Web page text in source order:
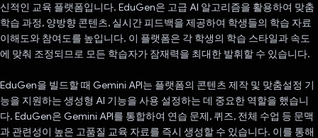
신적인 교육 플랫폼입니다. EduGen은 고급 AI 알고리즘을 활용하여 맞춤
학습 과정, 양방향 콘텐츠, 실시간 피드백을 제공하여 학생들의 학습 자료
이해도와 참여도를 높입니다. 이 플랫폼은 각 학생의 학습 스타일과 속도
에 맞춰 조정되므로 모든 학습자가 잠재력을 최대한 발휘할 수 있습니다.
EduGen을 빌드할 때 Gemini API는 플랫폼의 콘텐츠 제작 및 맞춤설정 기
능을 지원하는 생성형 AI 기능을 사용 설정하는 데 중요한 역할을 했습니
다. EduGen은 Gemini API를 통합하여 연습 문제, 퀴즈, 전체 수업 등 문맥
과 관련성이 높은 고품질 교육 자료를 즉시 생성할 수 있습니다. 이를 통해